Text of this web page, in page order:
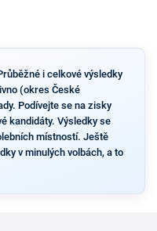
i celkové výsledky
(okres České
Podívejte se na zisky
kandidáty. Výsledky se
místností. Ještě
v minulých volbách, a to